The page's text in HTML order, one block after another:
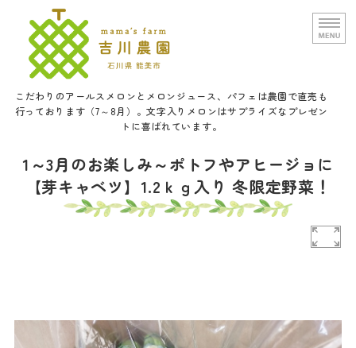
文字入りメロンと甘い野菜の
こだわりのアールスメロンとメロンジュース、パフェは農園で直売も
行っております（7～8月）。文字入りメロンはサプライズなプレゼン
トに喜ばれています。
農園概要
1～3月のお楽しみ～ポトフやアヒージョに
【芽キャベツ】1.2ｋｇ入り 冬限定野菜！